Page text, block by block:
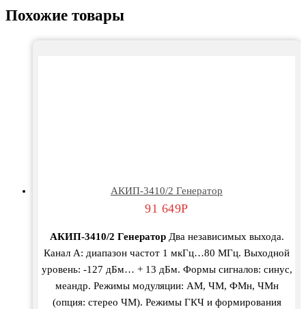
Похожие товары
АКИП-3410/2 Генератор
91 649Р
АКИП-3410/2 ГенераторДва независимых выхода.
Канал A: диапазон частот 1 мкГц…80 МГц. Выходной
уровень: -127 дБм… + 13 дБм. Формы сигналов: синус,
меандр. Режимы модуляции: АМ, ЧМ, ФМн, ЧМн
(опция: стерео ЧМ). Режимы ГКЧ и формирования